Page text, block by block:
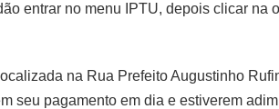
entrar no menu IPTU, depois clicar na
na Rua Prefeito Augustinho
seu pagamento em dia e estiverem